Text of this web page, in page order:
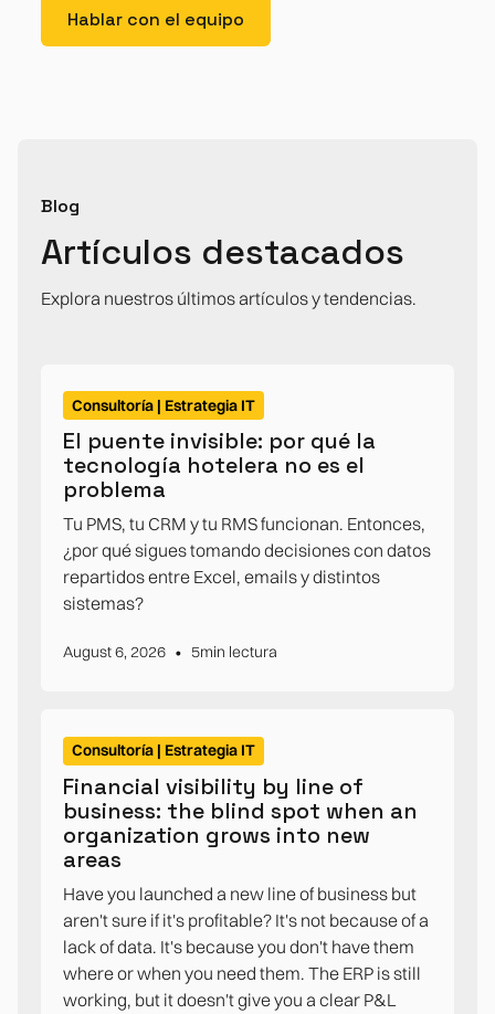
Hablar con el equipo
Blog
Artículos destacados
Explora nuestros últimos artículos y tendencias.
Consultoría | Estrategia IT
El puente invisible: por qué la
tecnología hotelera no es el
problema
Tu PMS, tu CRM y tu RMS funcionan. Entonces,
¿por qué sigues tomando decisiones con datos
repartidos entre Excel, emails y distintos
sistemas?
August 6, 2026 • 5min lectura
Consultoría | Estrategia IT
Financial visibility by line of
business: the blind spot when an
organization grows into new
areas
Have you launched a new line of business but
aren't sure if it's profitable? It's not because of a
lack of data. It's because you don't have them
where or when you need them. The ERP is still
working, but it doesn't give you a clear P&L